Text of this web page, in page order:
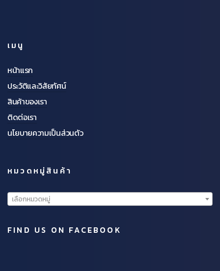
เมนู
หน้าแรก
ประวัติและวิสัยทัศน์
สินค้าของเรา
ติดต่อเรา
นโยบายความเป็นส่วนตัว
หมวดหมู่สินค้า
เลือกหมวดหมู่
FIND US ON FACEBOOK